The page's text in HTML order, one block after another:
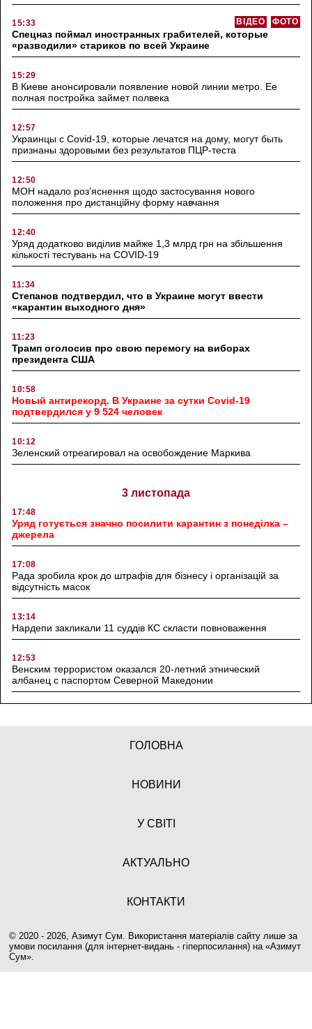
15:33 ФОТО
ВІДЕО
Спецназ поймал иностранных грабителей, которые
«разводили» стариков по всей Украине
15:29
В Киеве анонсировали появление новой линии метро. Ее
полная постройка займет полвека
12:57
Украинцы с Covid-19, которые лечатся на дому, могут быть
признаны здоровыми без результатов ПЦР-теста
12:50
МОН надало роз’яснення щодо застосування нового
положення про дистанційну форму навчання
12:40
Уряд додатково виділив майже 1,3 млрд грн на збільшення
кількості тестувань на COVID-19
11:34
Степанов подтвердил, что в Украине могут ввести
«карантин выходного дня»
11:23
Трамп оголосив про свою перемогу на виборах
президента США
10:58
Новый антирекорд. В Украине за сутки Covid-19
подтвердился у 9 524 человек
10:12
Зеленский отреагировал на освобождение Маркива
3 листопада
17:48
Уряд готується значно посилити карантин з понеділка –
джерела
17:08
Рада зробила крок до штрафів для бізнесу і організацій за
відсутність масок
13:14
Нардепи закликали 11 суддів КС скласти повноваження
12:53
Венским террористом оказался 20-летний этнический
албанец с паспортом Северной Македонии
ГОЛОВНА
НОВИНИ
У СВІТІ
АКТУАЛЬНО
КОНТАКТИ
© 2020 - 2026, Азимут Сум. Використання матеріалів сайту лише за
умови посилання (для інтернет-видань - гіперпосилання) на «Азимут
Сум».